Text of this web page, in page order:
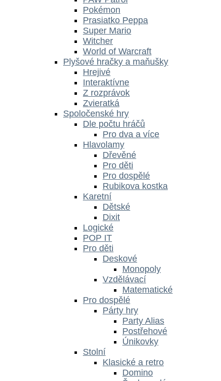
Pokémon
Prasiatko Peppa
Super Mario
Witcher
World of Warcraft
Plyšové hračky a maňušky
Hrejivé
Interaktívne
Z rozprávok
Zvieratká
Spoločenské hry
Dle počtu hráčů
Pro dva a více
Hlavolamy
Dřevěné
Pro děti
Pro dospělé
Rubikova kostka
Karetní
Dětské
Dixit
Logické
POP IT
Pro děti
Deskové
Monopoly
Vzdělávací
Matematické
Pro dospělé
Párty hry
Party Alias
Postřehové
Únikovky
Stolní
Klasické a retro
Domino